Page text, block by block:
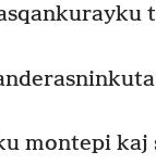
montepi kaj